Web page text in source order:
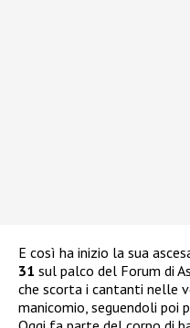
E così ha inizio la sua
31 sul palco del Forum di
che scorta i cantanti nelle
manicomio, seguendoli poi